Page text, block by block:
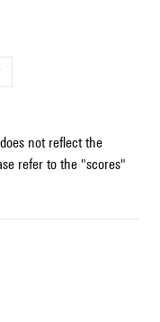
not reflect the
refer to the "scores"